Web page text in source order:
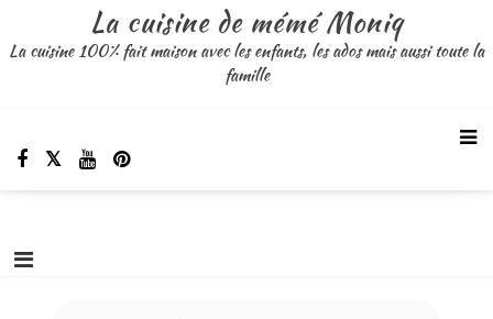
contenu
La cuisine de mémé Moniq
La cuisine 100% fait maison avec les enfants, les ados mais aussi toute la
famille